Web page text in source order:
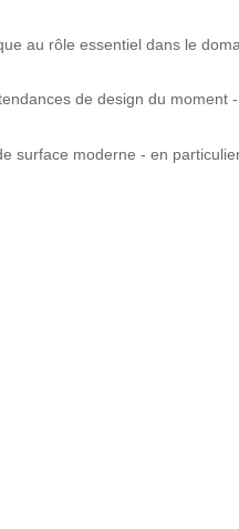
au rôle essentiel dans le
de design du moment
surface moderne - en